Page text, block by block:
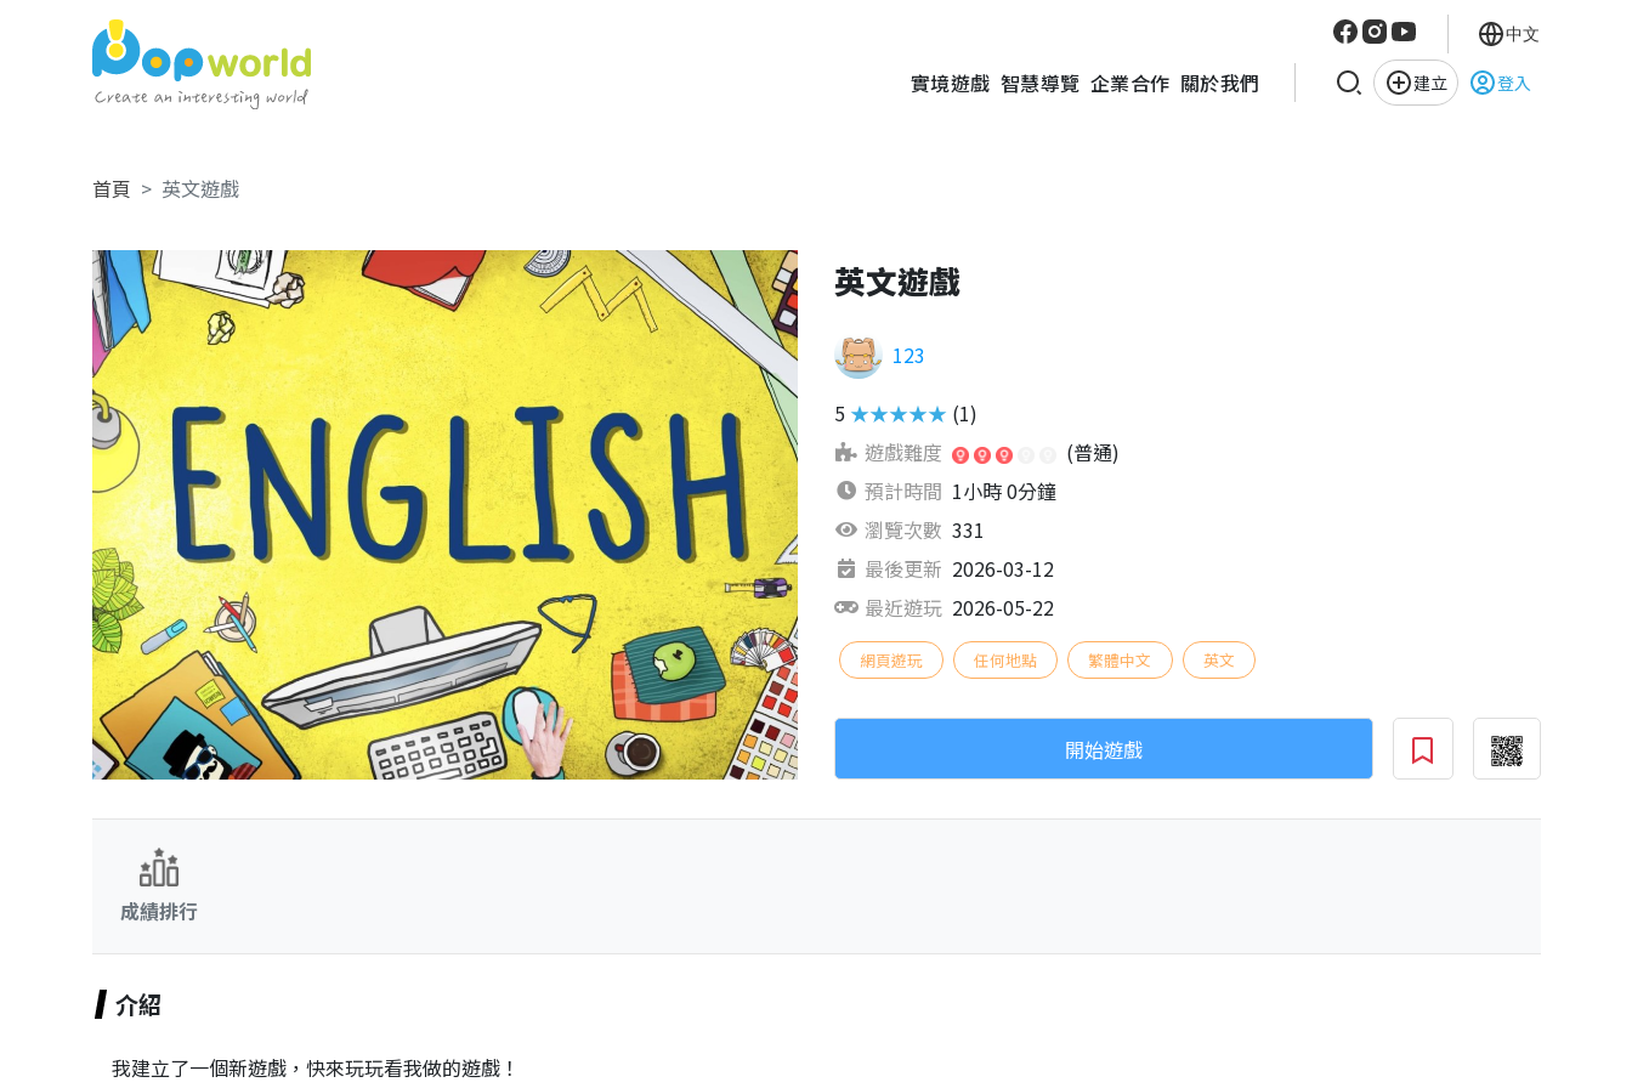
實境遊戲 智慧導覽 企業合作 關於我們 建立 登入
中文
首頁 英文遊戲
英文遊戲
123
5 ★★★★★ (1)
遊戲難度
(普通)
預計時間 1小時 0分鐘
瀏覽次數 331
最後更新 2026-03-12
最近遊玩 2026-05-22
網頁遊玩 任何地點 繁體中文 英文
開始遊戲
成績排行
介紹
我建立了一個新遊戲，快來玩玩看我做的遊戲！